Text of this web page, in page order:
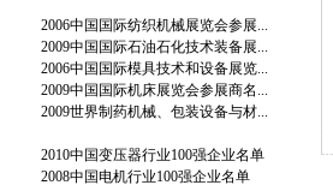
2006中国国际纺织机械展览会参展...
2009中国国际石油石化技术装备展...
2006中国国际模具技术和设备展览...
2009中国国际机床展览会参展商名...
2009世界制药机械、包装设备与材...
2010中国变压器行业100强企业名单
2008中国电机行业100强企业名单